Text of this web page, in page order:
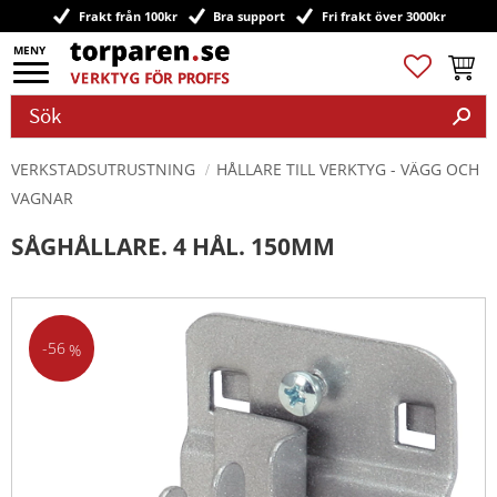
Meny
Frakt från 100kr Bra support Fri frakt över 3000kr
Favoriter
VERKSTADSUTRUSTNING
HÅLLARE TILL VERKTYG - VÄGG OCH
VAGNAR
SÅGHÅLLARE. 4 HÅL. 150MM
56%